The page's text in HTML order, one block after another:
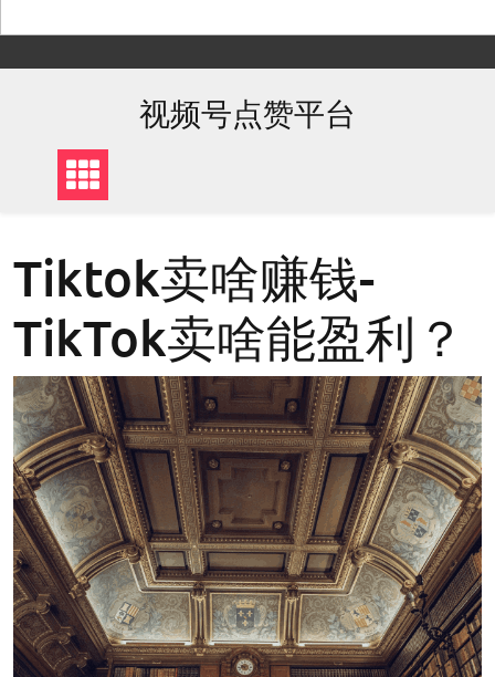
to
视频号点赞平台
Tiktok卖啥赚钱-
TikTok卖啥能盈利？